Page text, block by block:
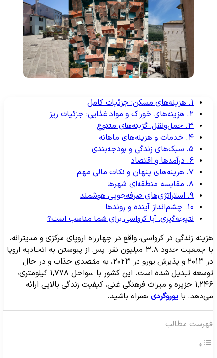
۱۰. چشم‌انداز آینده و روندها
نتیجه‌گیری: آیا کرواسی برای شما مناسب است؟
زندگی در کرواسی، واقع در چهارراه اروپای مرکزی و مدیترانه،
با جمعیت حدود ۳.۸ میلیون نفر، پس از پیوستن به اتحادیه اروپا
در ۲۰۱۳ و پذیرش یورو در ۲۰۲۳، به مقصدی جذاب و در حال
توسعه تبدیل شده است. این کشور با سواحل ۱,۷۷۸ کیلومتری،
۱,۲۴۶ جزیره و میراث فرهنگی غنی، کیفیت زندگی بالایی ارائه
بایوروگردیهمراه باشید.
مطالب